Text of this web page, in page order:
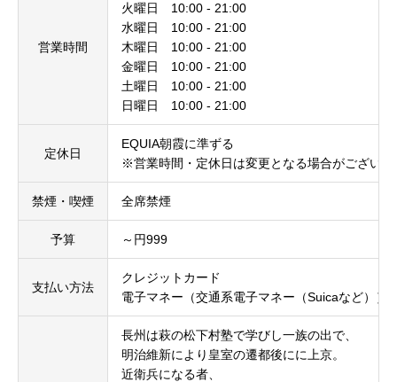
営業時間
火曜日 10:00 - 21:00
水曜日 10:00 - 21:00
木曜日 10:00 - 21:00
金曜日 10:00 - 21:00
土曜日 10:00 - 21:00
日曜日 10:00 - 21:00
定休日
EQUIA朝霞に準ずる
※営業時間・定休日は変更となる場合がござい
禁煙・喫煙 全席禁煙
予算 ～円999
支払い方法
クレジットカード
電子マネー（交通系電子マネー（Suicaなど））
長州は萩の松下村塾で学びし一族の出で、
明治維新により皇室の遷都後にに上京。
近衛兵になる者、